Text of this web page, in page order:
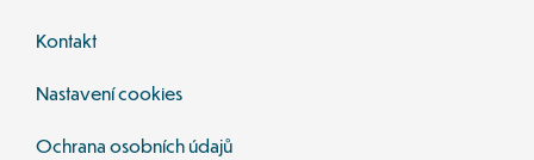
Kontakt
Nastavení cookies
Ochrana osobních údajů